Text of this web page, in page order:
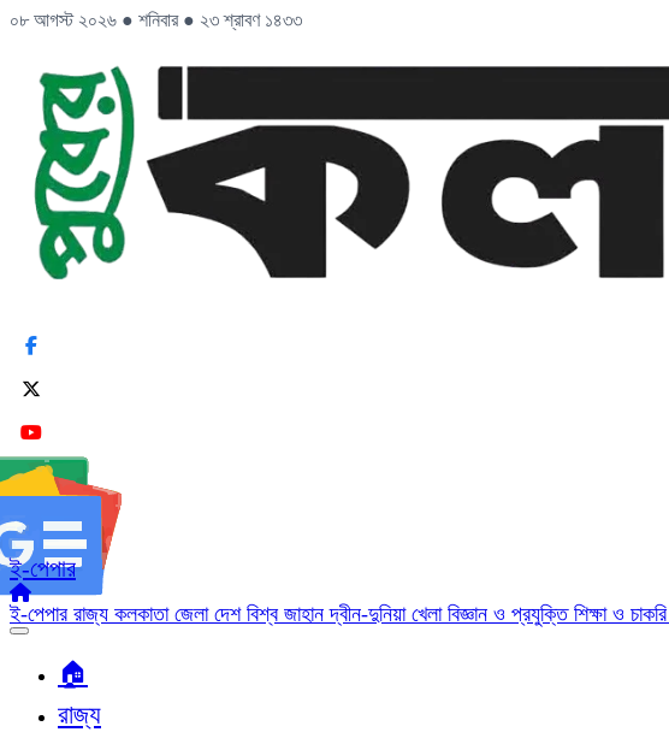
০৮ আগস্ট ২০২৬ ● শনিবার ● ২৩ শ্রাবণ ১৪৩৩
ই-পেপার
ই-পেপার রাজ্য কলকাতা জেলা দেশ বিশ্ব জাহানদ্বীন-দুনিয়া খেলা বিজ্ঞান ও প্রযুক্তি শিক্ষা ও চাকরি
🏠︎
রাজ্য